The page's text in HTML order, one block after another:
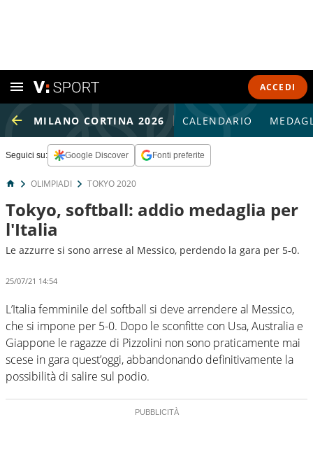
ACCEDI
MILANO CORTINA 2026 CALENDARIO
Seguici su: Google Discover Fonti preferite
OLIMPIADI TOKYO 2020
Tokyo, softball: addio medaglia per
l'Italia
Le azzurre si sono arrese al Messico, perdendo la gara per 5-0.
25/07/21 14:54
L’Italia femminile del softball si deve arrendere al Messico,
che si impone per 5-0. Dopo le sconfitte con Usa, Australia e
Giappone le ragazze di Pizzolini non sono praticamente mai
scese in gara quest’oggi, abbandonando definitivamente la
possibilità di salire sul podio.